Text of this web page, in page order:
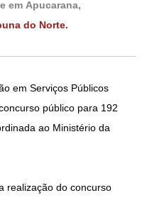
em Apucarana,
do Norte.
em Serviços Públicos
público para 192
ao Ministério da
realização do concurso